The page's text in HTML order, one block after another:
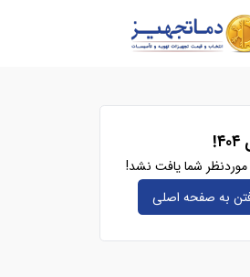
شما یافت نشد!
به صفحه‌ اصلی